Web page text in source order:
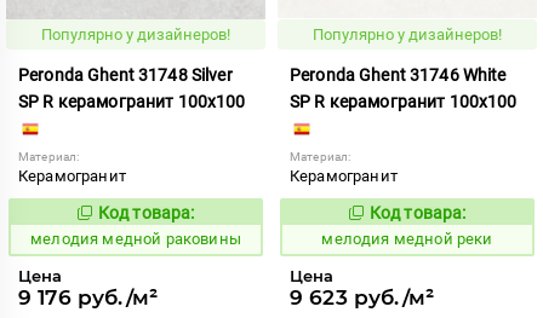
Популярно у дизайнеров!
Peronda Ghent 31748 Silver
SP R керамогранит 100x100
Материал:
Керамогранит
959953
Код товара:
мелодия медной раковины
Цена
9 176 руб./м²
Популярно у дизайнеров!
Peronda Ghent 31746 White
SP R керамогранит 100x100
Материал:
Керамогранит
959954
Код товара:
мелодия медной реки
Цена
9 623 руб./м²